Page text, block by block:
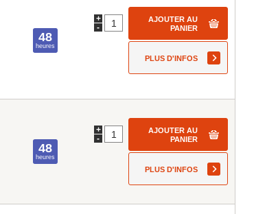
48
heures
+
-
AJOUTER AU
PANIER
PLUS D'INFOS
48
heures
+
-
AJOUTER AU
PANIER
PLUS D'INFOS